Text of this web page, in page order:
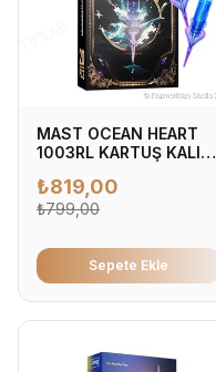
MAST OCEAN HEART
1003RL KARTUŞ KALICI
₺819,00
₺799,00
Sepete Ekle